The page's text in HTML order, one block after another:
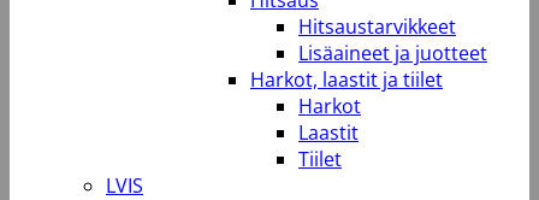
Hitsaustarvikkeet
Lisäaineet ja juotteet
Harkot, laastit ja tiilet
Harkot
Laastit
Tiilet
LVIS